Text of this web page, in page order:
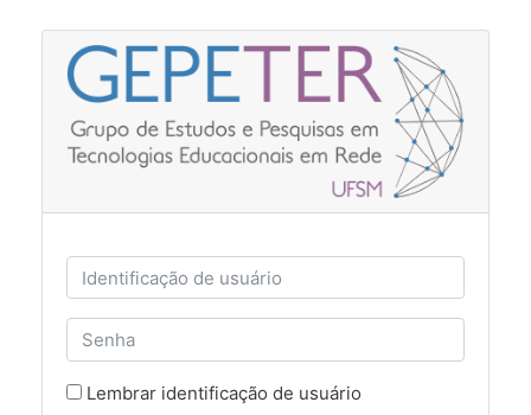
Identificação de usuário
Senha
Lembrar identificação de usuário